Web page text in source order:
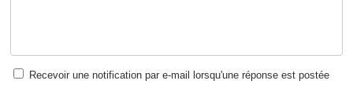
Recevoir une notification par e-mail lorsqu'une réponse est postée